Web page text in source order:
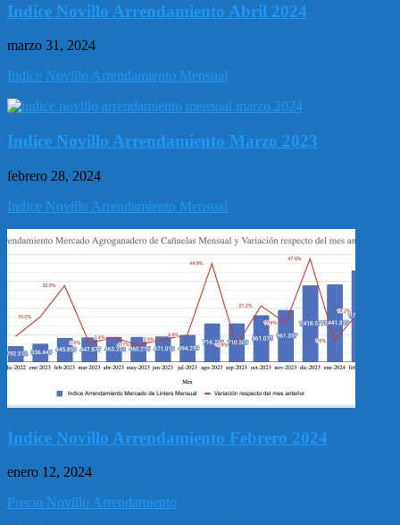
Indice Novillo Arrendamiento Abril 2024
marzo 31, 2024
Indice Novillo Arrendamiento Mensual
Indice Novillo Arrendamiento Marzo 2023
febrero 28, 2024
Indice Novillo Arrendamiento Mensual
Indice Novillo Arrendamiento Febrero 2024
enero 12, 2024
Precio Novillo Arrendamiento